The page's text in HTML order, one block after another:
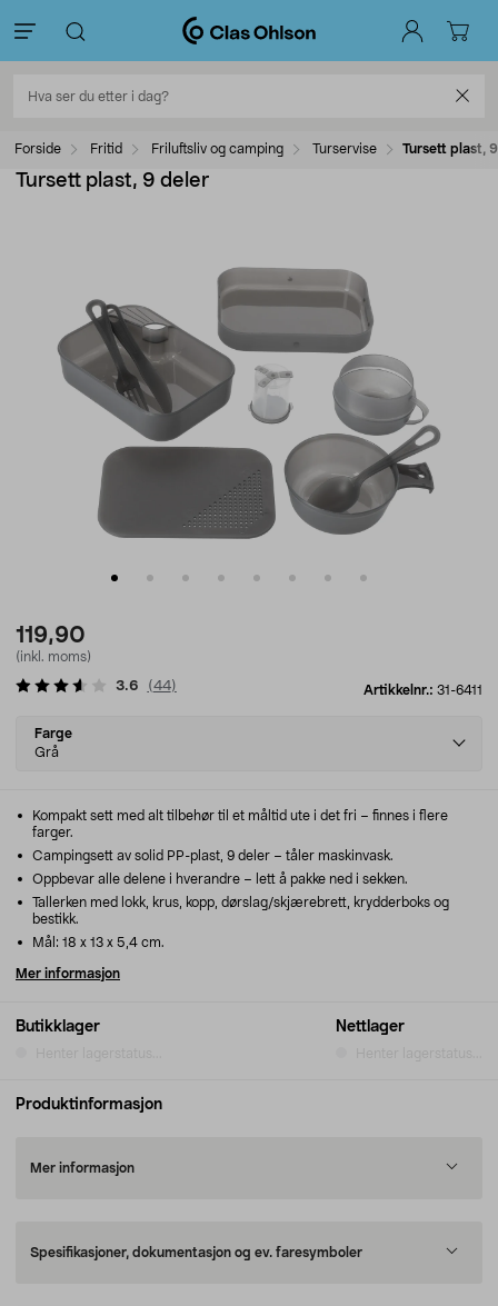
Forside Fritid Friluftsliv og camping Turservise Tursett plast,
Tursett plast, 9 deler
119,90
(inkl. moms)
Artikkelnr.: 31-6411
3.6 (44)
Select
variant
Farge
Grå
Butikklager Nettlager
Kompakt sett med alt tilbehør til et måltid ute i det fri – finnes i flere
farger.
Campingsett av solid PP-plast, 9 deler – tåler maskinvask.
Oppbevar alle delene i hverandre – lett å pakke ned i sekken.
Tallerken med lokk, krus, kopp, dørslag/skjærebrett, krydderboks og
bestikk.
Mål: 18 x 13 x 5,4 cm.
Mer informasjon
Produktinformasjon
Mer informasjon
Spesifikasjoner, dokumentasjon og ev. faresymboler